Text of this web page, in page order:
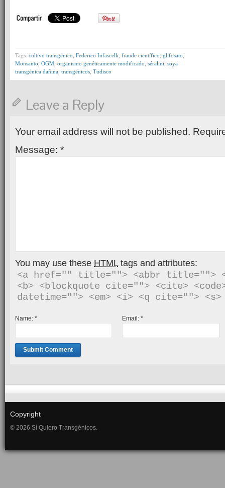
Tags: cultivo transgénico Federico Infascelli fraude científico glifosato
Monsanto OGM organismo genéticamente modificado séralini soya
transgénica dañina transgénicos Tudisco
Leave a Reply
Your email address will not be published.
Message: *
You may use these HTMLtags and attributes:
<a href="" title=""> <abbr title="">
<b> <blockquote cite=""> <cite>
Name: * Email:*
Copyright
© 2026 Sí Quiero Transgénicos.